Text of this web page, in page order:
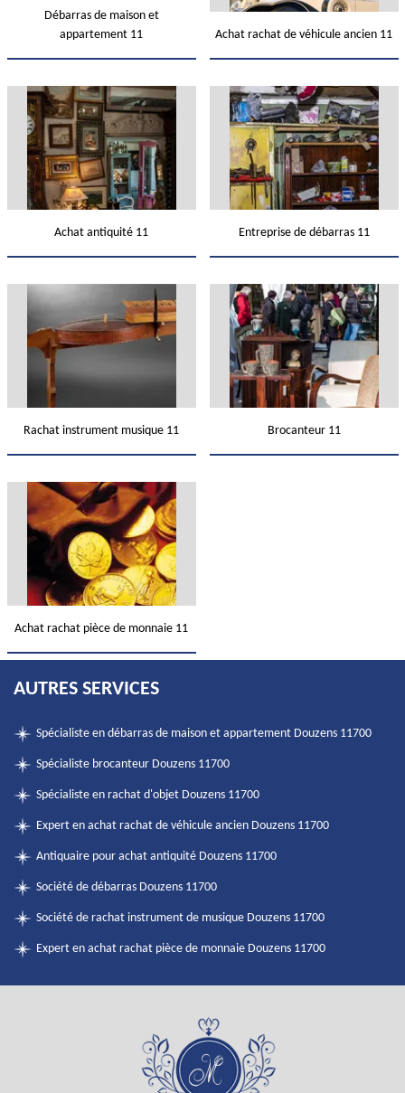
Débarras de maison et
appartement 11
Achat rachat de véhicule ancien 11
Achat antiquité 11 Entreprise de débarras 11
Rachat instrument musique 11 Brocanteur 11
Achat rachat pièce de monnaie 11
AUTRES SERVICES
Spécialiste en débarras de maison et appartement Douzens 11700
Spécialiste brocanteur Douzens 11700
Spécialiste en rachat d'objet Douzens 11700
Expert en achat rachat de véhicule ancien Douzens 11700
Antiquaire pour achat antiquité Douzens 11700
Société de débarras Douzens 11700
Société de rachat instrument de musique Douzens 11700
Expert en achat rachat pièce de monnaie Douzens 11700